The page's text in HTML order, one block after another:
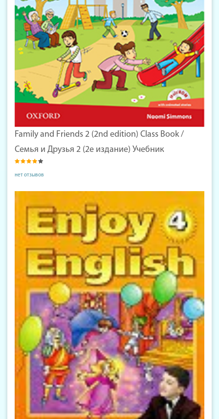
Family and Friends 2 (2nd edition) Class Book /
Семья и Друзья 2 (2е издание) Учебник
нет отзывов